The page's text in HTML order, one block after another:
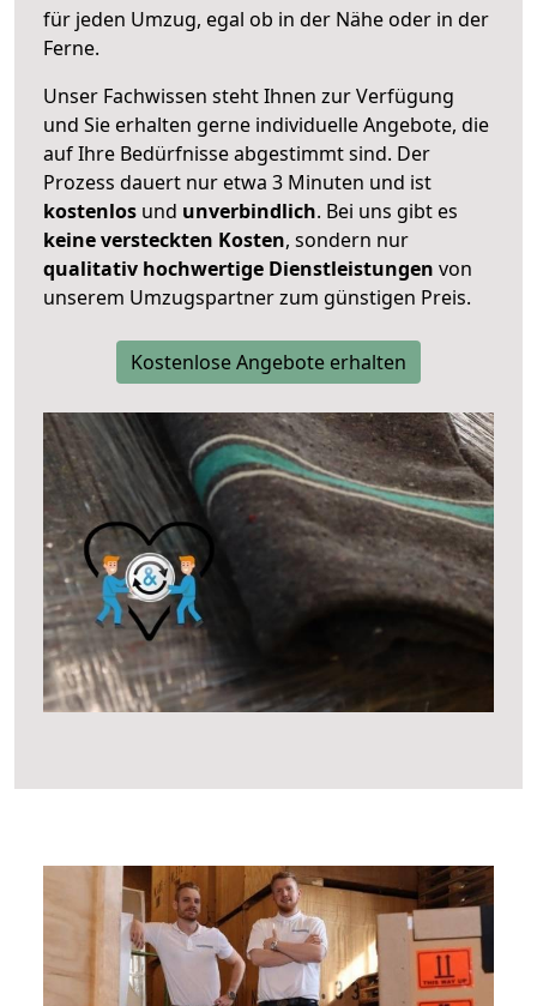
für jeden Umzug, egal ob in der Nähe oder in der
Ferne.
Unser Fachwissen steht Ihnen zur Verfügung
und Sie erhalten gerne individuelle Angebote, die
auf Ihre Bedürfnisse abgestimmt sind. Der
Prozess dauert nur etwa 3 Minuten und ist
kostenlos und unverbindlich. Bei uns gibt es
keine versteckten Kosten, sondern nur
qualitativ hochwertige Dienstleistungen von
unserem Umzugspartner zum günstigen Preis.
Kostenlose Angebote erhalten